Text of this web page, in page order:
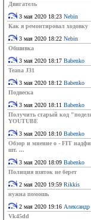
Двигатель
3 мая 2020 18:23 Nebin
Как я ремонтировал ходовку
3 мая 2020 18:22 Nebin
Обшивка
3 мая 2020 18:17 Babenko
Teana J31
3 мая 2020 18:12 Babenko
Подвеска
3 мая 2020 18:11 Babenko
Получить старый код
YOUTUBE
3 мая 2020 18:10 Babenko
Обзор и мнение о - FIT
шт. ...
3 мая 2020 18:09 Babenko
Полиция взяток не берет
2 мая 2020 19:59 Rikkis
нужна помошь
2 мая 2020 19:16
Vk45dd